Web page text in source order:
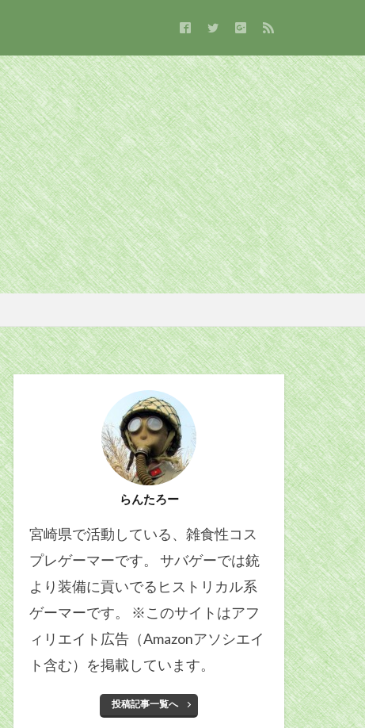
らんたろー
宮崎県で活動している、雑食性コス
プレゲーマーです。 サバゲーでは銃
より装備に貢いでるヒストリカル系
ゲーマーです。 ※このサイトはアフ
ィリエイト広告（Amazonアソシエイ
ト含む）を掲載しています。
投稿記事一覧へ